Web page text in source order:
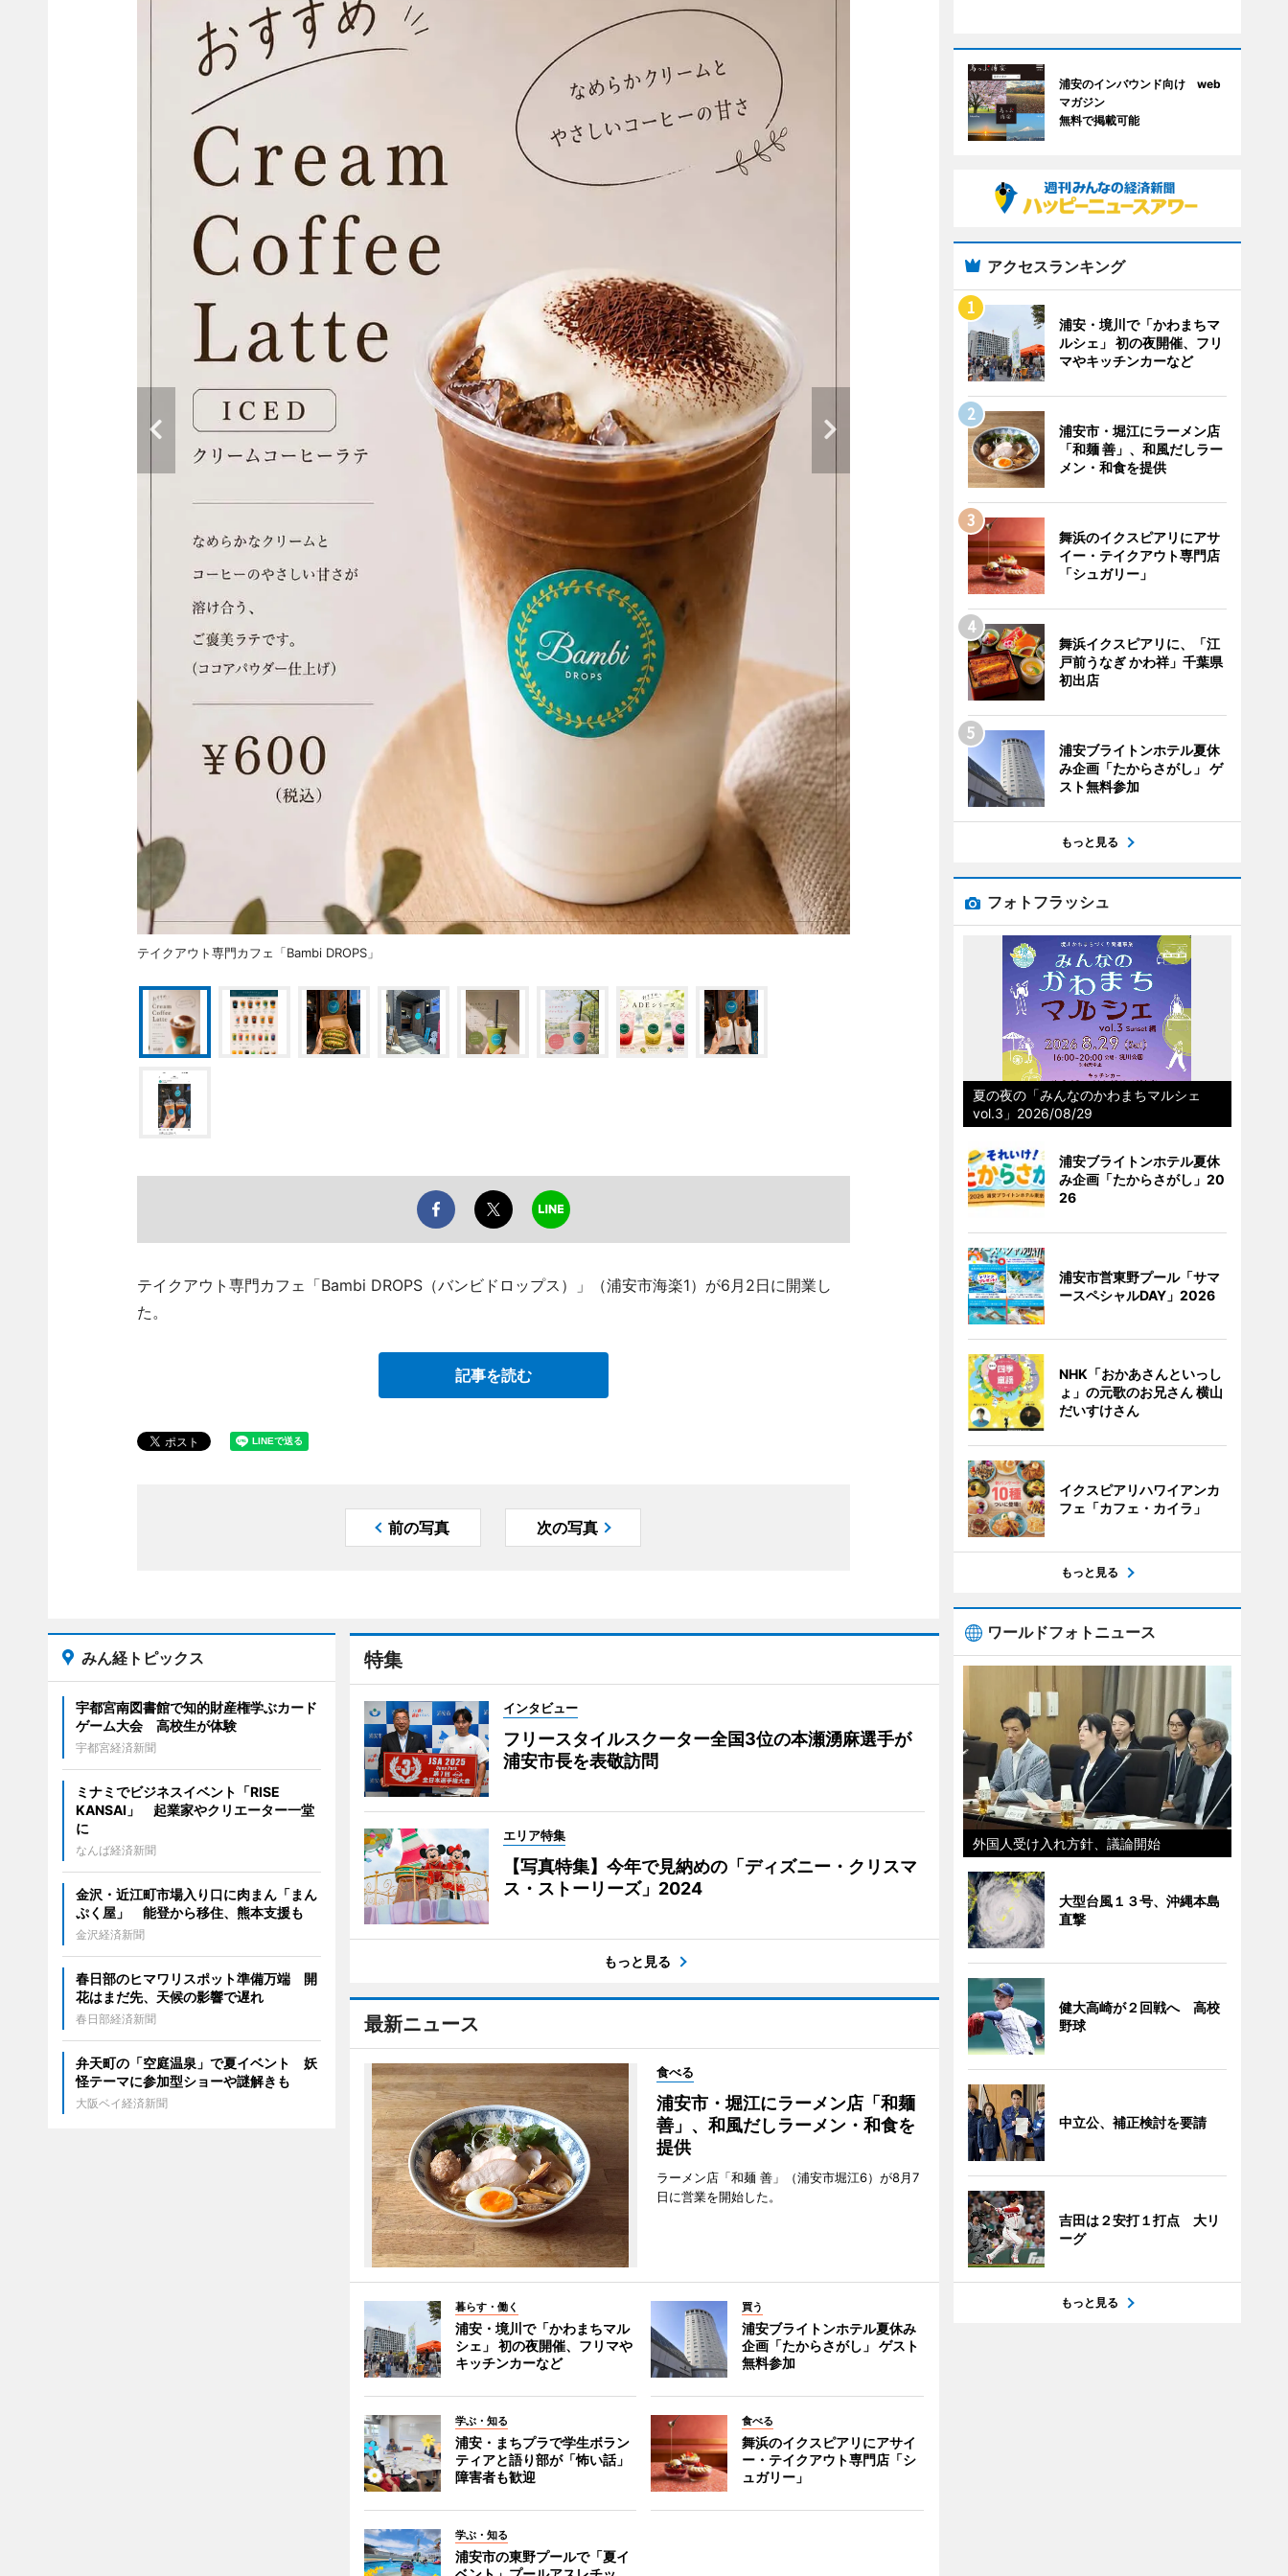
テイクアウト専門カフェ「Bambi DROPS」
テイクアウト専門カフェ「Bambi DROPS（バンビドロップス）」（浦安市海楽1）が6月2日に開業し
た。
記事を読む
前の写真 次の写真
特集
インタビュー
フリースタイルスクーター全国3位の本瀬湧麻選手が
浦安市長を表敬訪問
エリア特集
【写真特集】今年で見納めの「ディズニー・クリスマ
ス・ストーリーズ」2024
もっと見る
最新ニュース
食べる
浦安市・堀江にラーメン店「和麺
善」、和風だしラーメン・和食を
提供
ラーメン店「和麺 善」（浦安市堀江6）が8月7
日に営業を開始した。
暮らす・働く
浦安・境川で「かわまちマル
シェ」 初の夜開催、フリマや
キッチンカーなど
買う
浦安ブライトンホテル夏休み
企画「たからさがし」 ゲスト
無料参加
学ぶ・知る
浦安・まちプラで学生ボラン
ティアと語り部が「怖い話」
障害者も歓迎
食べる
舞浜のイクスピアリにアサイ
ー・テイクアウト専門店「シ
ュガリー」
学ぶ・知る
浦安市の東野プールで「夏イ
みん経トピックス
宇都宮南図書館で知的財産権学ぶカード
ゲーム大会 高校生が体験
宇都宮経済新聞
ミナミでビジネスイベント「RISE
KANSAI」 起業家やクリエーター一堂
に
なんば経済新聞
金沢・近江町市場入り口に肉まん「まん
ぷく屋」 能登から移住、熊本支援も
金沢経済新聞
春日部のヒマワリスポット準備万端 開
花はまだ先、天候の影響で遅れ
春日部経済新聞
弁天町の「空庭温泉」で夏イベント 妖
怪テーマに参加型ショーや謎解きも
大阪ベイ経済新聞
浦安のインバウンド向け web
マガジン
無料で掲載可能
アクセスランキング
浦安・境川で「かわまちマ
ルシェ」 初の夜開催、フリ
マやキッチンカーなど
浦安市・堀江にラーメン店
「和麺 善」、和風だしラー
メン・和食を提供
舞浜のイクスピアリにアサ
イー・テイクアウト専門店
「シュガリー」
舞浜イクスピアリに、「江
戸前うなぎ かわ祥」千葉県
初出店
浦安ブライトンホテル夏休
み企画「たからさがし」 ゲ
スト無料参加
もっと見る
フォトフラッシュ
夏の夜の「みんなのかわまちマルシェ
vol.3」2026/08/29
浦安ブライトンホテル夏休
み企画「たからさがし」20
26
浦安市営東野プール「サマ
ースペシャルDAY」2026
NHK「おかあさんといっし
ょ」の元歌のお兄さん 横山
だいすけさん
イクスピアリハワイアンカ
フェ「カフェ・カイラ」
もっと見る
ワールドフォトニュース
外国人受け入れ方針、議論開始
大型台風１３号、沖縄本島
直撃
健大高崎が２回戦へ 高校
野球
中立公、補正検討を要請
吉田は２安打１打点 大リ
ーグ
もっと見る